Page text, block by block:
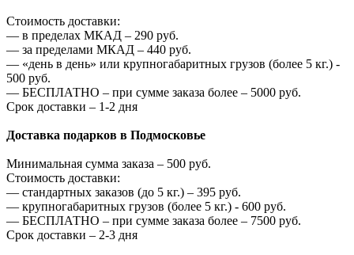
Стоимость доставки:
— в пределах МКАД – 290 руб.
— за пределами МКАД – 440 руб.
— «день в день» или крупногабаритных грузов (более 5 кг.) -
500 руб.
— БЕСПЛАТНО – при сумме заказа более – 5000 руб.
Срок доставки – 1-2 дня
Доставка подарков в Подмосковье
Минимальная сумма заказа – 500 руб.
Стоимость доставки:
— стандартных заказов (до 5 кг.) – 395 руб.
— крупногабаритных грузов (более 5 кг.) - 600 руб.
— БЕСПЛАТНО – при сумме заказа более – 7500 руб.
Срок доставки – 2-3 дня